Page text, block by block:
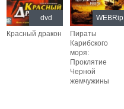
Красный дракон
dvd
Пираты
Карибского
моря:
Проклятие
Черной
жемчужины
WEBRip